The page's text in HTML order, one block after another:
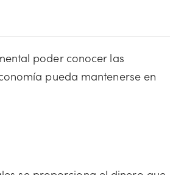
poder conocer las
pueda mantenerse en